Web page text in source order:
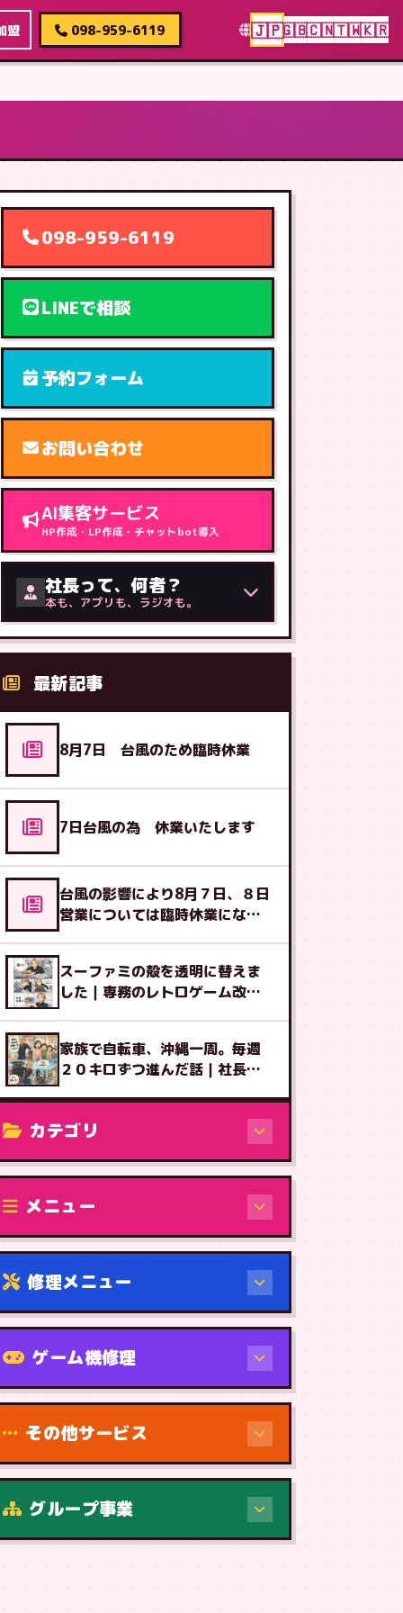
盟 098-959-6119 🇯🇵🇬🇧🇨🇳🇹🇼🇰🇷
098-959-6119
LINEで相談
予約フォーム
お問い合わせ
AI集客サービス
HP作成・LP作成・チャットbot導入
社長って、何者？
本も、アプリも、ラジオも。
最新記事
8月7日 台風のため臨時休業
7日台風の為 休業いたします
台風の影響により8月７日、８日
営業については臨時休業になる
スーファミの殻を透明に替えま
した｜専務のレトロゲーム改造
家族で自転車、沖縄一周。毎週
２０キロずつ進んだ話｜社長ブ
カテゴリ
修理（機種から）
メニュー
修理メニュー
機種から
ゲーム機修理
その他サービス
グループ事業